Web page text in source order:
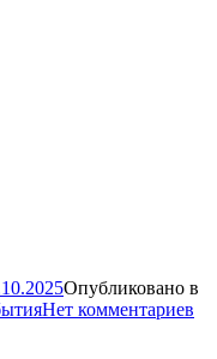
Опубликовано в
Нет комментариев